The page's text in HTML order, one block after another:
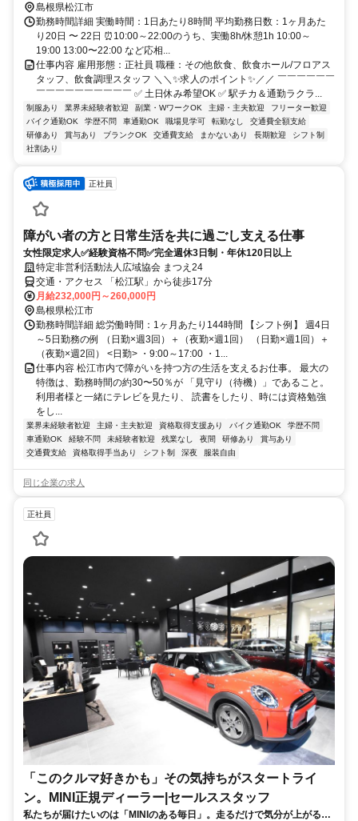
島根県松江市
勤務時間詳細 実働時間：1日あたり8時間 平均勤務日数：1ヶ月あた
り20日 〜 22日 ⏰10:00～22:00のうち、実働8h/休憩1h 10:00～
19:00 13:00〜22:00 など応相...
仕事内容 雇用形態：正社員 職種：その他飲食、飲食ホール/フロアス
タッフ、飲食調理スタッフ ＼＼✨求人のポイント✨／／ ￣￣￣￣￣￣
￣￣￣￣￣￣￣￣￣￣ ✅ 土日休み希望OK ✅ 駅チカ＆通勤ラクラ...
制服あり 業界未経験者歓迎 副業・WワークOK 主婦・主夫歓迎
フリーター歓迎
バイク通勤OK
学歴不問 車通勤OK 職場見学可 転勤なし
交通費全額支給
研修あり
賞与あり ブランクOK 交通費支給 まかないあり 長期歓迎
シフト制
社割あり
正社員
障がい者の方と日常生活を共に過ごし支える仕事
女性限定求人✅経験資格不問✅完全週休3日制・年休120日以上
特定非営利活動法人広域協会 まつえ24
交通・アクセス 「松江駅」から徒歩17分
月給232,000円～260,000円
島根県松江市
勤務時間詳細 総労働時間：1ヶ月あたり144時間 【シフト例】 週4日
～5日勤務の例 （日勤×週3回）＋（夜勤×週1回） （日勤×週1回）＋
（夜勤×週2回） <日勤> ・9:00～17:00 ・1...
仕事内容 松江市内で障がいを持つ方の生活を支えるお仕事。 最大の
特徴は、勤務時間の約30〜50％が 「見守り（待機）」であること。
利用者様と一緒にテレビを見たり、 読書をしたり、時には資格勉強
をし...
業界未経験者歓迎 主婦・主夫歓迎 資格取得支援あり バイク通勤OK
学歴不問
車通勤OK
経験不問 未経験者歓迎 残業なし 夜間 研修あり
賞与あり
交通費支給
資格取得手当あり シフト制 深夜 服装自由
同じ企業の求人
正社員
「このクルマ好きかも」その気持ちがスタートライ
ン。MINI正規ディーラー|セールススタッフ
私たちが届けたいのは「MINIのある毎日」。走るだけで気分が上がる、